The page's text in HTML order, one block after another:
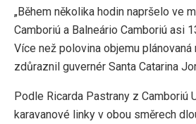
„Během několika hodin napršelo ve
Camboriú a Balneário Camboriú asi
Více než polovina objemu plánovaná
zdůraznil guvernér Santa Catarina
Podle Ricarda Pastrany z Camboriú
karavanové linky v obou směrech